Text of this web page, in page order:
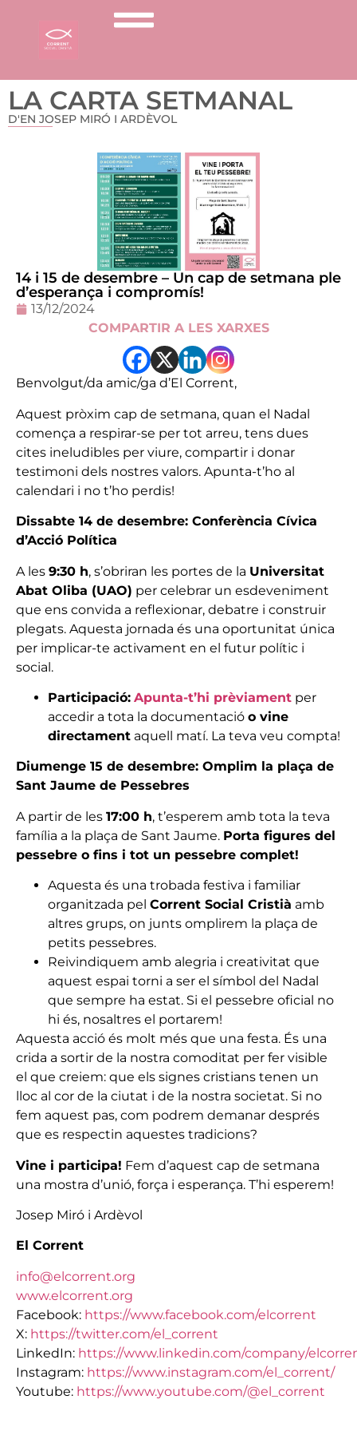
LA CARTA SETMANAL
D'EN JOSEP MIRÓ I ARDÈVOL
14 i 15 de desembre – Un cap de setmana ple
d’esperança i compromís!
13/12/2024
COMPARTIR A LES XARXES
Benvolgut/da amic/ga d’El Corrent,
Aquest pròxim cap de setmana, quan el Nadal
comença a respirar-se per tot arreu, tens dues
cites ineludibles per viure, compartir i donar
testimoni dels nostres valors. Apunta-t’ho al
calendari i no t’ho perdis!
Dissabte 14 de desembre: Conferència Cívica
d’Acció Política
A les 9:30 h, s’obriran les portes de la Universitat
Abat Oliba (UAO) per celebrar un esdeveniment
que ens convida a reflexionar, debatre i construir
plegats. Aquesta jornada és una oportunitat única
per implicar-te activament en el futur polític i
social.
Participació: Apunta-t’hi prèviament per
accedir a tota la documentació o vine
directament aquell matí. La teva veu compta!
Diumenge 15 de desembre: Omplim la plaça de
Sant Jaume de Pessebres
A partir de les 17:00 h, t’esperem amb tota la teva
família a la plaça de Sant Jaume. Porta figures del
pessebre o fins i tot un pessebre complet!
Aquesta és una trobada festiva i familiar
organitzada pel Corrent Social Cristià amb
altres grups, on junts omplirem la plaça de
petits pessebres.
Reivindiquem amb alegria i creativitat que
aquest espai torni a ser el símbol del Nadal
que sempre ha estat. Si el pessebre oficial no
hi és, nosaltres el portarem!
Aquesta acció és molt més que una festa. És una
crida a sortir de la nostra comoditat per fer visible
el que creiem: que els signes cristians tenen un
lloc al cor de la ciutat i de la nostra societat. Si no
fem aquest pas, com podrem demanar després
que es respectin aquestes tradicions?
Vine i participa! Fem d’aquest cap de setmana
una mostra d’unió, força i esperança. T’hi esperem!
Josep Miró i Ardèvol
El Corrent
info@elcorrent.org
www.elcorrent.org
Facebook: https://www.facebook.com/elcorrent
X: https://twitter.com/el_corrent
LinkedIn: https://www.linkedin.com/company/
Instagram: https://www.instagram.com/el_corrent/
Youtube: https://www.youtube.com/@el_corrent